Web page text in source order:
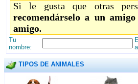
Si le gusta que otras
recomendárselo a un
amigo.
Tu
nombre:
TIPOS DE ANIMALES